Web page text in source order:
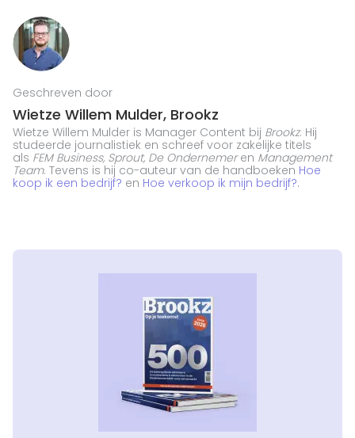
Geschreven door
Wietze Willem Mulder, Brookz
Wietze Willem Mulder is Manager Content bij Brookz. Hij
studeerde journalistiek en schreef voor zakelijke titels
als FEM Business, Sprout, De Ondernemeren Management
Team. Tevens is hij co-auteur van de handboeken Hoe
koop ik een bedrijf? en Hoe verkoop ik mijn bedrijf?.